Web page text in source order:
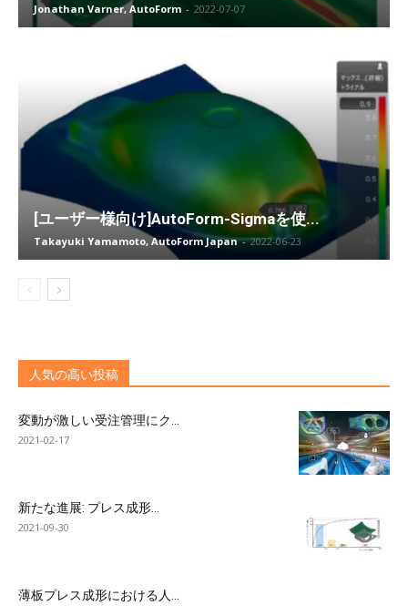
Jonathan Varner, AutoForm - 2022-07-07
[ユーザー様向け]AutoForm-Sigmaを使...
Takayuki Yamamoto, AutoForm Japan - 2022-06-23
人気の高い投稿
変動が激しい受注管理にク...
2021-02-17
新たな進展: プレス成形...
2021-09-30
薄板プレス成形における人...